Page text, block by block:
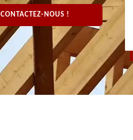
CONTACTEZ-NOUS !